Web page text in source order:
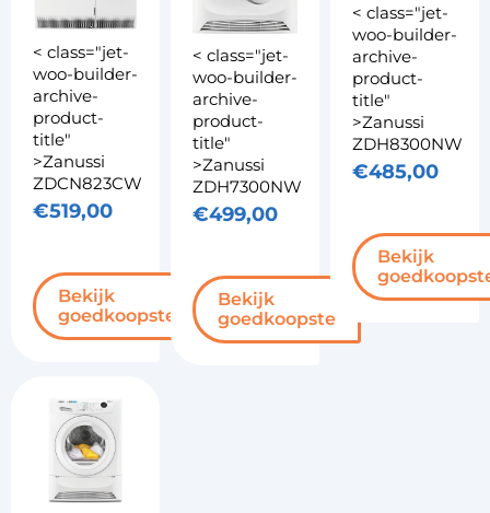
< class="jet-
woo-builder-
archive-
product-
title"
>Zanussi
ZDCN823CW
€519,00
Bekijk
goedkoopste
< class="jet-
woo-builder-
archive-
product-
title"
>Zanussi
ZDH7300NW
€499,00
Bekijk
goedkoopste
< class="jet-
woo-builder-
archive-
product-
title"
>Zanussi
ZDH8300NW
€485,00
Bekijk